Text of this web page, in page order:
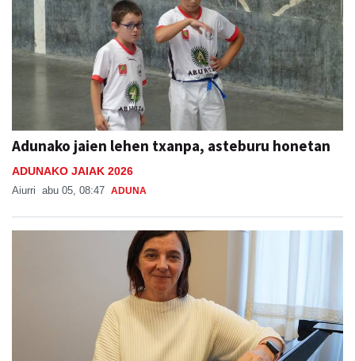
Adunako jaien lehen txanpa, asteburu honetan
ADUNAKO JAIAK 2026
Aiurri abu 05, 08:47 ADUNA